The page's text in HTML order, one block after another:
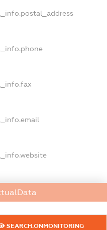
SEARCH.ONMONITORING